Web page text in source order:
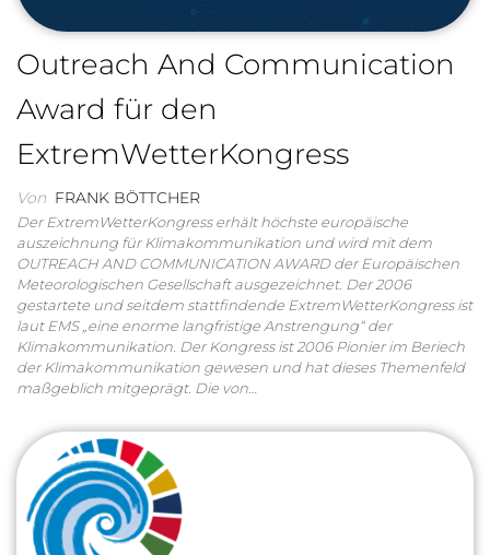
Outreach And Communication
Award für den
ExtremWetterKongress
Von FRANK BÖTTCHER
Der ExtremWetterKongress erhält höchste europäische
auszeichnung für Klimakommunikation und wird mit dem
OUTREACH AND COMMUNICATION AWARD der Europäischen
Meteorologischen Gesellschaft ausgezeichnet. Der 2006
gestartete und seitdem stattfindende ExtremWetterKongress ist
laut EMS „eine enorme langfristige Anstrengung“ der
Klimakommunikation. Der Kongress ist 2006 Pionier im Beriech
der Klimakommunikation gewesen und hat dieses Themenfeld
maßgeblich mitgeprägt. Die von…